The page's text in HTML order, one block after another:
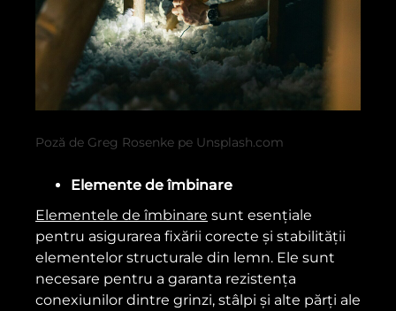
Poză de Greg Rosenke pe Unsplash.com
Elemente de îmbinare
Elementele de îmbinare sunt esențiale
pentru asigurarea fixării corecte și stabilității
elementelor structurale din lemn. Ele sunt
necesare pentru a garanta rezistența
conexiunilor dintre grinzi, stâlpi și alte părți ale